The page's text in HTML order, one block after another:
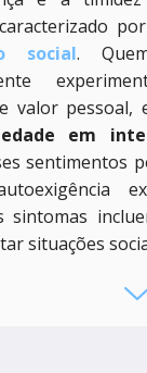
social.
valor
em
sentimentos
sintomas
situações